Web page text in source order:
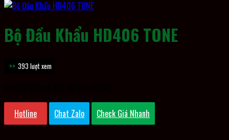
Bộ Đầu Khẩu HD406 TONE
393 lượt xem
Hotline Chat Zalo Check Giá Nhanh